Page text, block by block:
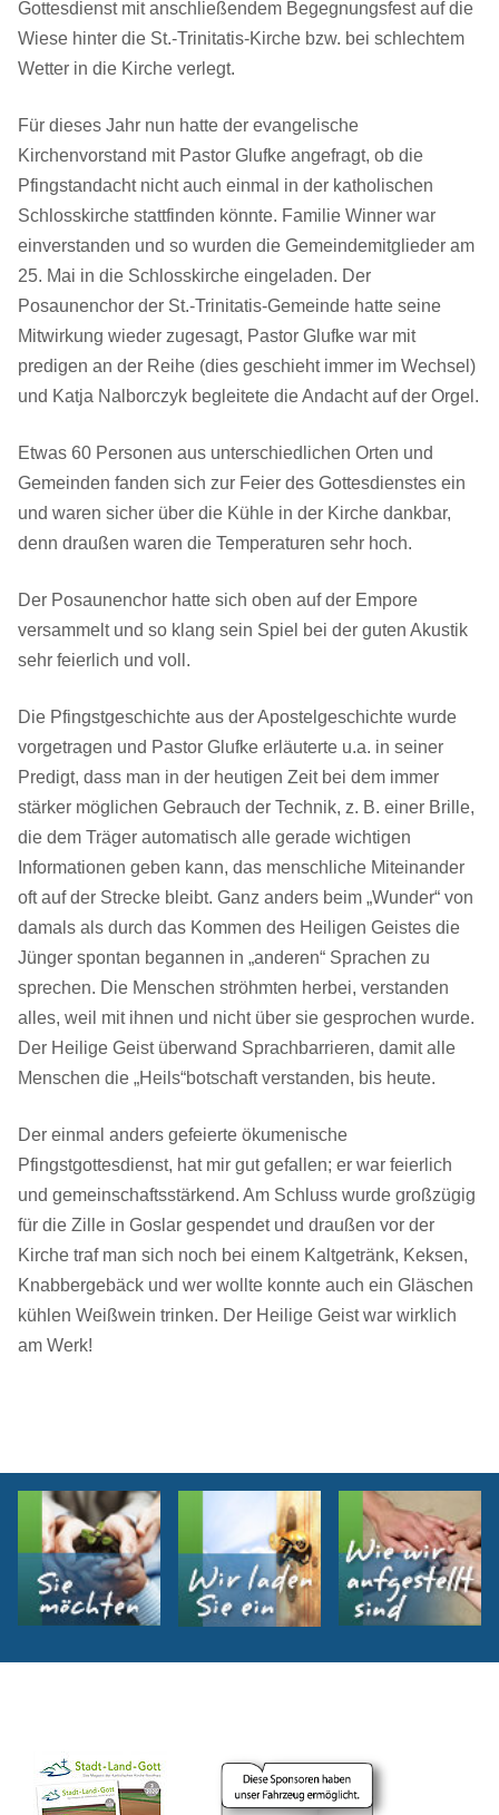
Gottesdienst mit anschließendem Begegnungsfest auf die
Wiese hinter die St.-Trinitatis-Kirche bzw. bei schlechtem
Wetter in die Kirche verlegt.
Für dieses Jahr nun hatte der evangelische
Kirchenvorstand mit Pastor Glufke angefragt, ob die
Pfingstandacht nicht auch einmal in der katholischen
Schlosskirche stattfinden könnte. Familie Winner war
einverstanden und so wurden die Gemeindemitglieder am
25. Mai in die Schlosskirche eingeladen. Der
Posaunenchor der St.-Trinitatis-Gemeinde hatte seine
Mitwirkung wieder zugesagt, Pastor Glufke war mit
predigen an der Reihe (dies geschieht immer im Wechsel)
und Katja Nalborczyk begleitete die Andacht auf der Orgel.
Etwas 60 Personen aus unterschiedlichen Orten und
Gemeinden fanden sich zur Feier des Gottesdienstes ein
und waren sicher über die Kühle in der Kirche dankbar,
denn draußen waren die Temperaturen sehr hoch.
Der Posaunenchor hatte sich oben auf der Empore
versammelt und so klang sein Spiel bei der guten Akustik
sehr feierlich und voll.
Die Pfingstgeschichte aus der Apostelgeschichte wurde
vorgetragen und Pastor Glufke erläuterte u.a. in seiner
Predigt, dass man in der heutigen Zeit bei dem immer
stärker möglichen Gebrauch der Technik, z. B. einer Brille,
die dem Träger automatisch alle gerade wichtigen
Informationen geben kann, das menschliche Miteinander
oft auf der Strecke bleibt. Ganz anders beim „Wunder“ von
damals als durch das Kommen des Heiligen Geistes die
Jünger spontan begannen in „anderen“ Sprachen zu
sprechen. Die Menschen ströhmten herbei, verstanden
alles, weil mit ihnen und nicht über sie gesprochen wurde.
Der Heilige Geist überwand Sprachbarrieren, damit alle
Menschen die „Heils“botschaft verstanden, bis heute.
Der einmal anders gefeierte ökumenische
Pfingstgottesdienst, hat mir gut gefallen; er war feierlich
und gemeinschaftsstärkend. Am Schluss wurde großzügig
für die Zille in Goslar gespendet und draußen vor der
Kirche traf man sich noch bei einem Kaltgetränk, Keksen,
Knabbergebäck und wer wollte konnte auch ein Gläschen
kühlen Weißwein trinken. Der Heilige Geist war wirklich
am Werk!